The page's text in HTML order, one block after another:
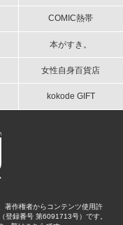
COMIC熱帯
本がすき。
女性自身百貨店
kokode GIFT
著作権者からコンテンツ使用許
登録番号 第6091713号）です。